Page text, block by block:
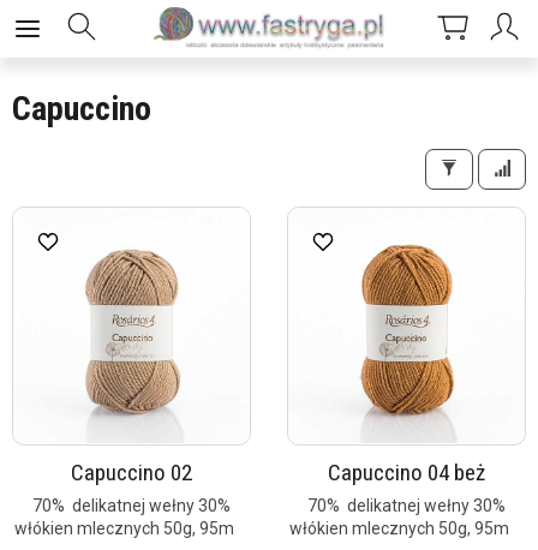
Capuccino
Capuccino 02
70% delikatnej wełny 30%
włókien mlecznych 50g, 95m
Capuccino 04 beż
70% delikatnej wełny 30%
włókien mlecznych 50g, 95m